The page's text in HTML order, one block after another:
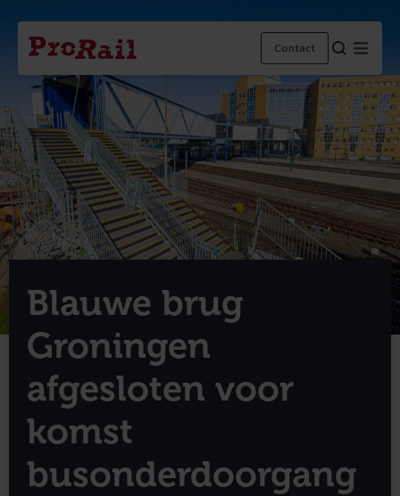
Navigatie
Homepage
ProRail
Contact
Blauwe brug
Groningen
afgesloten voor
komst
busonderdoorgang